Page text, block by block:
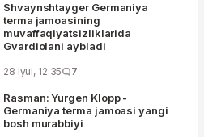
Shvaynshtayger Germaniya
terma jamoasining
muvaffaqiyatsizliklarida
Gvardiolani aybladi
28 iyul, 12:35 7
Rasman: Yurgen Klopp -
Germaniya terma jamoasi yangi
bosh murabbiyi